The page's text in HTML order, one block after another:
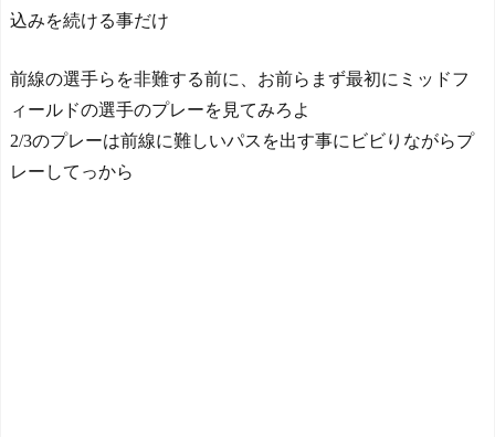
込みを続ける事だけ
前線の選手らを非難する前に、お前らまず最初にミッドフ
ィールドの選手のプレーを見てみろよ
2/3のプレーは前線に難しいパスを出す事にビビりながらプ
レーしてっから